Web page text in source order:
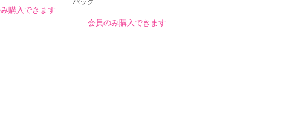
購入できます
会員のみ購入できます